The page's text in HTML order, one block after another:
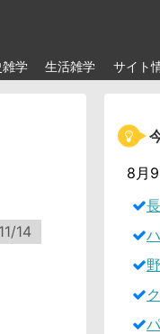
学 生活雑学 サイト
14
8月